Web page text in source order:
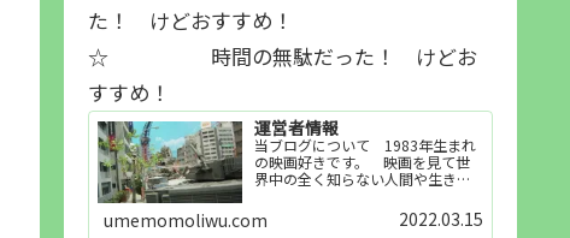
た！ けどおすすめ！
☆ 時間の無駄だった！ けどお
すすめ！
運営者情報
当ブログについて 1983年生まれ
の映画好きです。 映画を見て世
界中の全く知らない人間や生き物
世界知らない世界に触れることが
好きで映画を見てます。「映画を
umemomoliwu.com 2022.03.15